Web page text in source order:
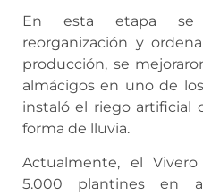
En esta etapa se
reorganización y
producción, se
almácigos en uno de
instaló el riego artificial
forma de lluvia.
Actualmente, el
5.000 plantines en